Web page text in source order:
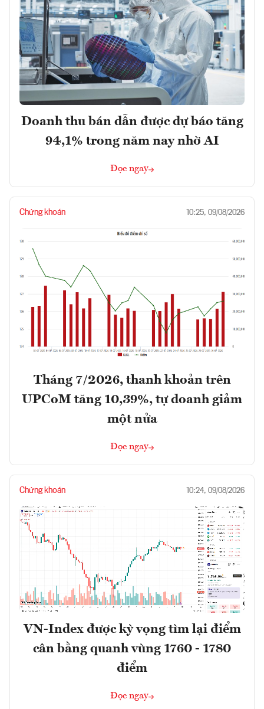
Doanh thu bán dẫn được dự báo tăng
94,1% trong năm nay nhờ AI
Đọc ngay
Chứng khoán 10:25, 09/08/2026
Tháng 7/2026, thanh khoản trên
UPCoM tăng 10,39%, tự doanh giảm
một nửa
Đọc ngay
Chứng khoán 10:24, 09/08/2026
VN-Index được kỳ vọng tìm lại điểm
cân bằng quanh vùng 1760 - 1780
điểm
Đọc ngay